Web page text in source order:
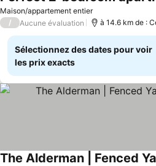
Maison/appartement entier
/ Aucune évaluation à 14.6 km de :
Sélectionnez des dates pour voir
les prix exacts
The Alderman | Fenced